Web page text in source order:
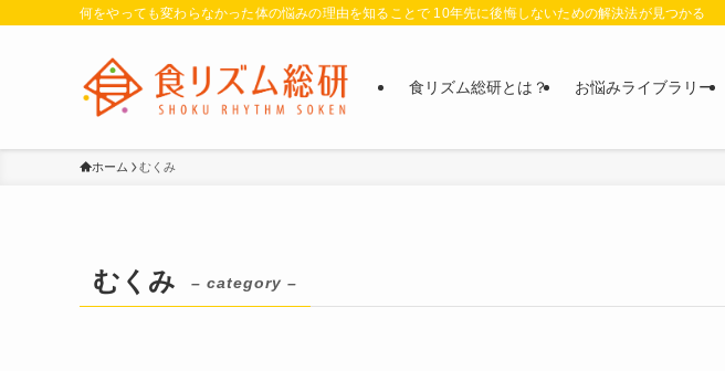
何をやっても変わらなかった体の悩みの理由を知ることで 10年先に後悔しないための解決法が見つかる
食リズム総研とは？ お悩みライブラリー
ホーム むくみ
むくみ – category –